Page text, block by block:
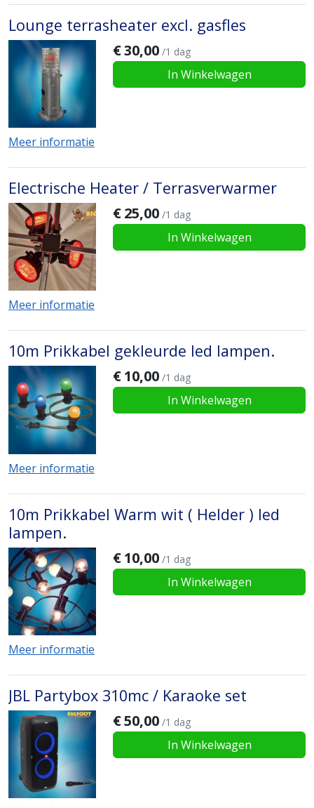
Lounge terrasheater excl. gasfles
€30,00 /1 dag
In Winkelwagen
Meer informatie
Electrische Heater / Terrasverwarmer
€25,00 /1 dag
In Winkelwagen
Meer informatie
10m Prikkabel gekleurde led lampen.
€10,00 /1 dag
In Winkelwagen
Meer informatie
10m Prikkabel Warm wit ( Helder ) led
lampen.
€10,00 /1 dag
In Winkelwagen
Meer informatie
JBL Partybox 310mc / Karaoke set
€50,00 /1 dag
In Winkelwagen